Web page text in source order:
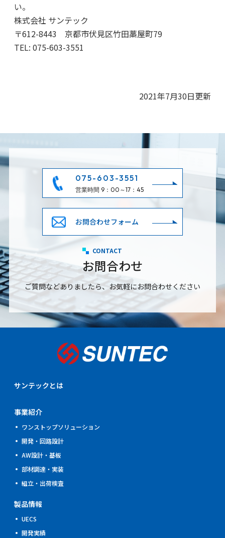
い。
株式会社 サンテック
〒612-8443 京都市伏見区竹田藁屋町79
TEL: 075-603-3551
2021年7月30日更新
075-603-3551
営業時間 9：00～17：45
お問合わせフォーム
CONTACT
お問合わせ
ご質問などありましたら、お気軽にお問合わせください
サンテックとは
事業紹介
ワンストップソリューション
開発・回路設計
AW設計・基板
部材調達・実装
組立・出荷検査
製品情報
UECS
開発実績